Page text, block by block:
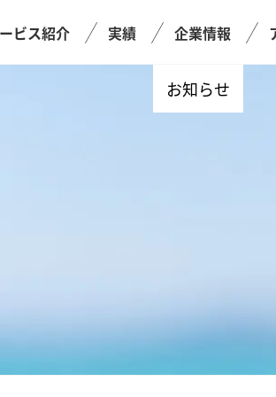
ビス紹介 実績 企業情報
お知らせ